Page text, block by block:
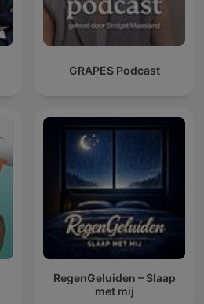
GRAPES Podcast
RegenGeluiden – Slaap
met mij